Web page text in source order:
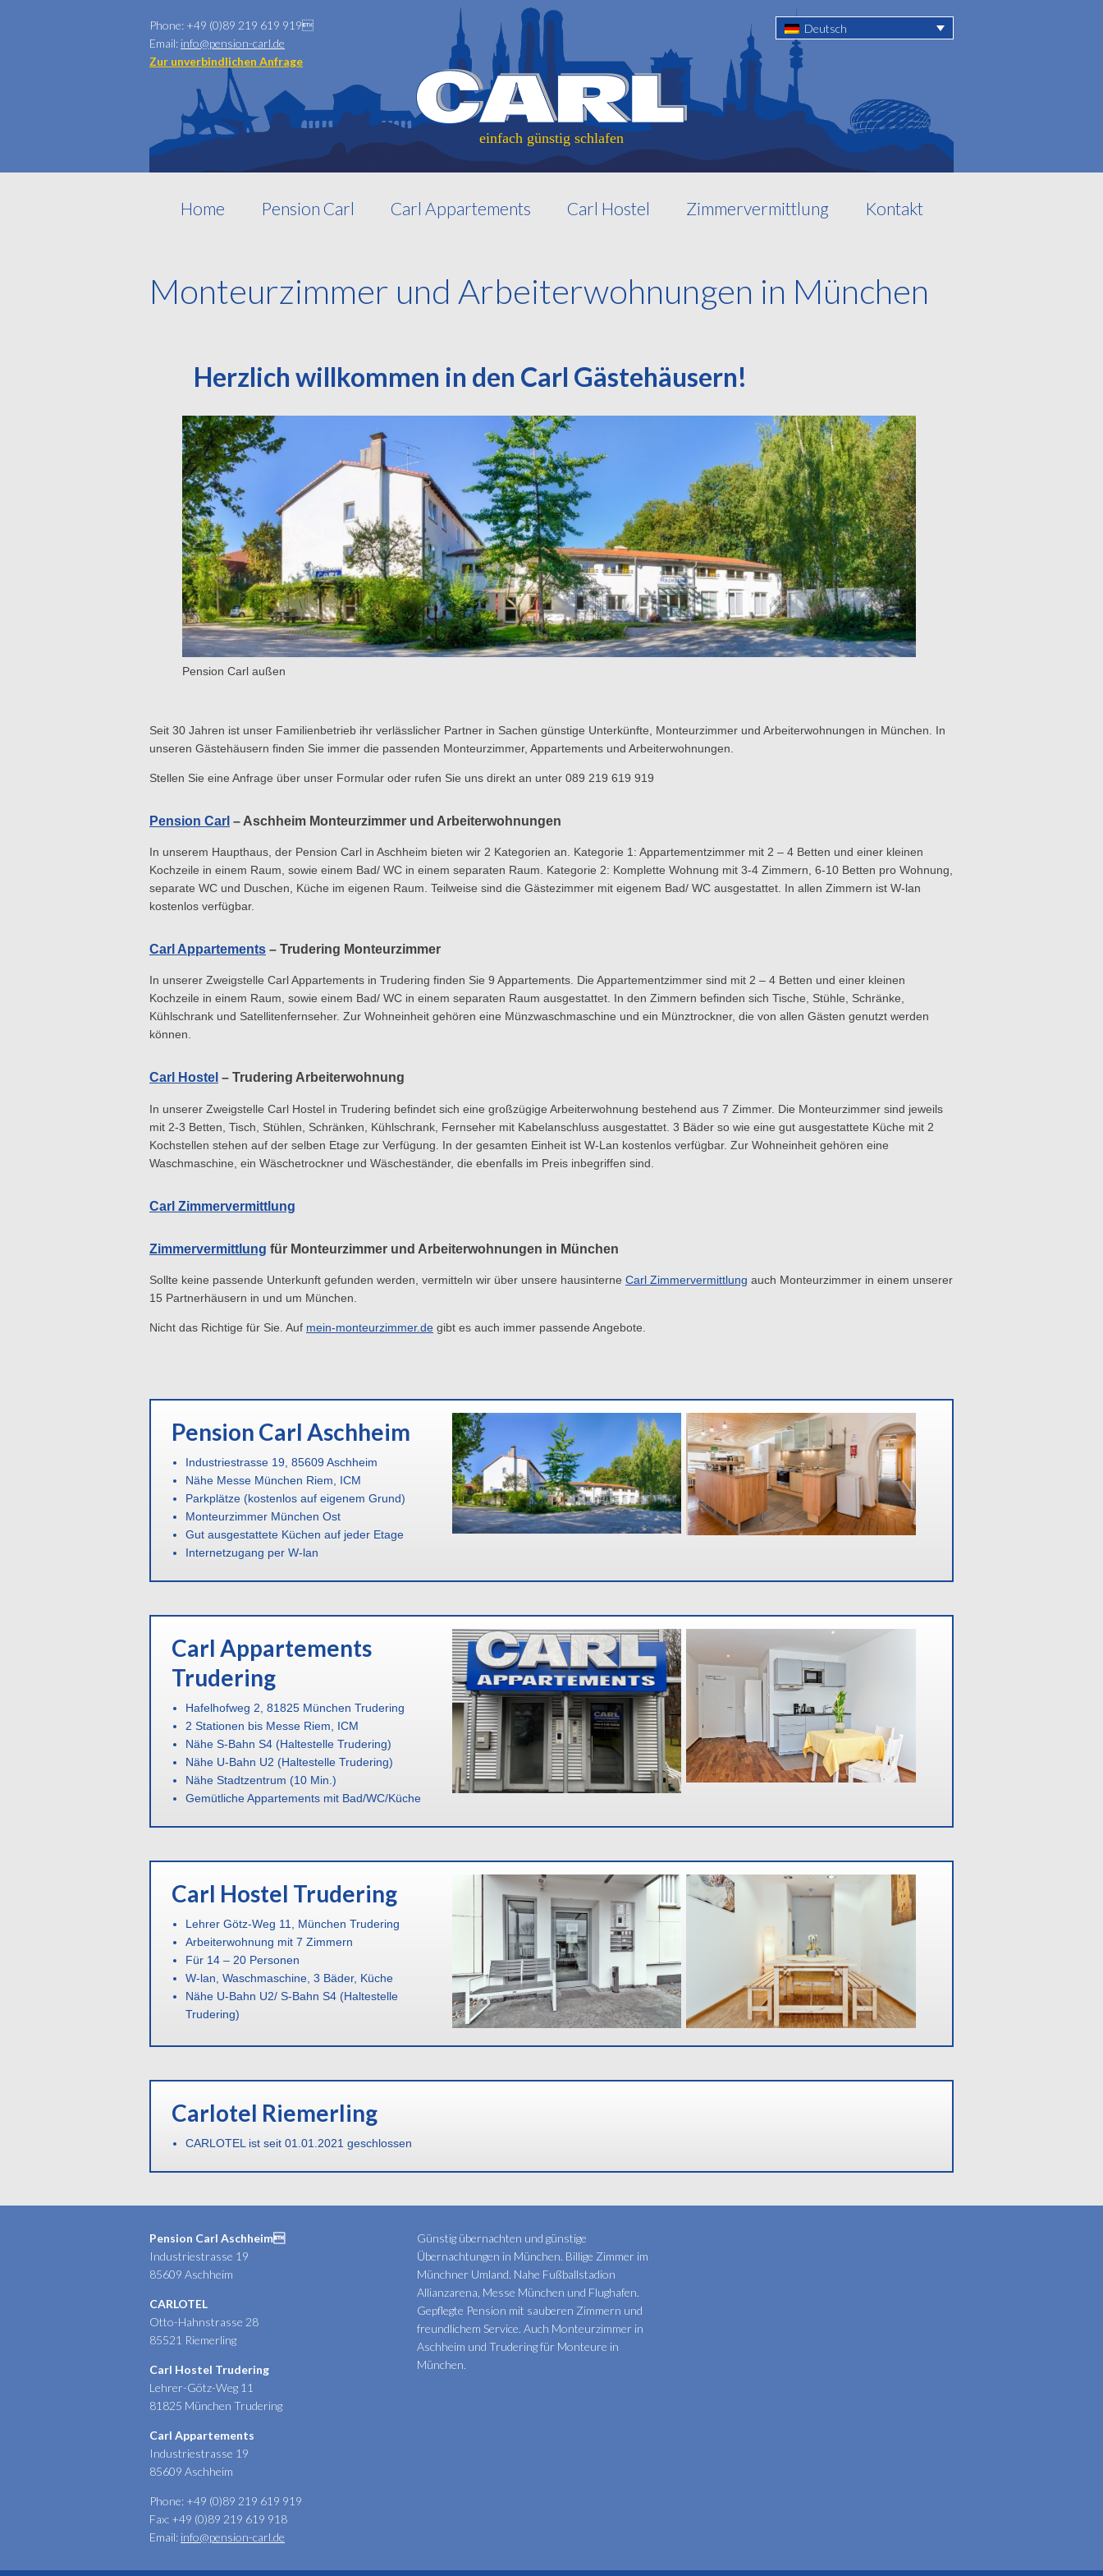
Phone: +49 (0)89 219 619 919
Email: info@pension-carl.de
Zur unverbindlichen Anfrage
einfach günstig schlafen
Deutsch
Home Pension Carl Carl Appartements Carl Hostel Zimmervermittlung Kontakt
Monteurzimmer und Arbeiterwohnungen in München
Herzlich willkommen in den Carl Gästehäusern!
Pension Carl außen
Seit 30 Jahren ist unser Familienbetrieb ihr verlässlicher Partner in Sachen günstige Unterkünfte, Monteurzimmer und Arbeiterwohnungen in München. In
unseren Gästehäusern finden Sie immer die passenden Monteurzimmer, Appartements und Arbeiterwohnungen.
Stellen Sie eine Anfrage über unser Formular oder rufen Sie uns direkt an unter 089 219 619 919
Pension Carl – Aschheim Monteurzimmer und Arbeiterwohnungen
In unserem Haupthaus, der Pension Carl in Aschheim bieten wir 2 Kategorien an. Kategorie 1: Appartementzimmer mit 2 – 4 Betten und einer kleinen
Kochzeile in einem Raum, sowie einem Bad/ WC in einem separaten Raum. Kategorie 2: Komplette Wohnung mit 3-4 Zimmern, 6-10 Betten pro Wohnung,
separate WC und Duschen, Küche im eigenen Raum. Teilweise sind die Gästezimmer mit eigenem Bad/ WC ausgestattet. In allen Zimmern ist W-lan
kostenlos verfügbar.
Carl Appartements – Trudering Monteurzimmer
In unserer Zweigstelle Carl Appartements in Trudering finden Sie 9 Appartements. Die Appartementzimmer sind mit 2 – 4 Betten und einer kleinen
Kochzeile in einem Raum, sowie einem Bad/ WC in einem separaten Raum ausgestattet. In den Zimmern befinden sich Tische, Stühle, Schränke,
Kühlschrank und Satellitenfernseher. Zur Wohneinheit gehören eine Münzwaschmaschine und ein Münztrockner, die von allen Gästen genutzt werden
können.
Carl Hostel – Trudering Arbeiterwohnung
In unserer Zweigstelle Carl Hostel in Trudering befindet sich eine großzügige Arbeiterwohnung bestehend aus 7 Zimmer. Die Monteurzimmer sind jeweils
mit 2-3 Betten, Tisch, Stühlen, Schränken, Kühlschrank, Fernseher mit Kabelanschluss ausgestattet. 3 Bäder so wie eine gut ausgestattete Küche mit 2
Kochstellen stehen auf der selben Etage zur Verfügung. In der gesamten Einheit ist W-Lan kostenlos verfügbar. Zur Wohneinheit gehören eine
Waschmaschine, ein Wäschetrockner und Wäscheständer, die ebenfalls im Preis inbegriffen sind.
Carl Zimmervermittlung
Zimmervermittlung für Monteurzimmer und Arbeiterwohnungen in München
Sollte keine passende Unterkunft gefunden werden, vermitteln wir über unsere hausinterne Carl Zimmervermittlung auch Monteurzimmer in einem unserer
15 Partnerhäusern in und um München.
Nicht das Richtige für Sie. Auf mein-monteurzimmer.de gibt es auch immer passende Angebote.
Pension Carl Aschheim
Industriestrasse 19, 85609 Aschheim
Nähe Messe München Riem, ICM
Parkplätze (kostenlos auf eigenem Grund)
Monteurzimmer München Ost
Gut ausgestattete Küchen auf jeder Etage
Internetzugang per W-lan
Carl Appartements
Trudering
Hafelhofweg 2, 81825 München Trudering
2 Stationen bis Messe Riem, ICM
Nähe S-Bahn S4 (Haltestelle Trudering)
Nähe U-Bahn U2 (Haltestelle Trudering)
Nähe Stadtzentrum (10 Min.)
Gemütliche Appartements mit Bad/WC/Küche
Carl Hostel Trudering
Lehrer Götz-Weg 11, München Trudering
Arbeiterwohnung mit 7 Zimmern
Für 14 – 20 Personen
W-lan, Waschmaschine, 3 Bäder, Küche
Nähe U-Bahn U2/ S-Bahn S4 (Haltestelle
Trudering)
Carlotel Riemerling
CARLOTEL ist seit 01.01.2021 geschlossen
Pension Carl Aschheim
Industriestrasse 19
85609 Aschheim
CARLOTEL
Otto-Hahnstrasse 28
85521 Riemerling
Carl Hostel Trudering
Lehrer-Götz-Weg 11
81825 München Trudering
Carl Appartements
Industriestrasse 19
85609 Aschheim
Phone: +49 (0)89 219 619 919
Fax: +49 (0)89 219 619 918
Email: info@pension-carl.de
Günstig übernachten und günstige
Übernachtungen in München. Billige Zimmer im
Münchner Umland. Nahe Fußballstadion
Allianzarena, Messe München und Flughafen.
Gepflegte Pension mit sauberen Zimmern und
freundlichem Service. Auch Monteurzimmer in
Aschheim und Trudering für Monteure in
München.